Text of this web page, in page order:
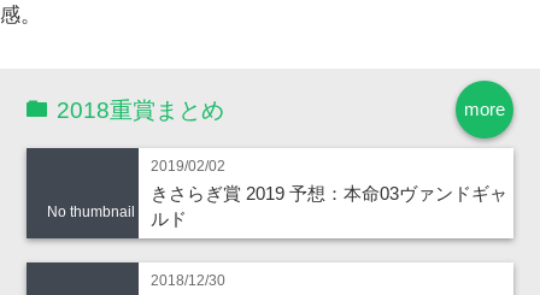
感。
more
2018重賞まとめ
No thumbnail
2019/02/02
きさらぎ賞 2019 予想：本命03ヴァンドギャ
ルド
2018/12/30